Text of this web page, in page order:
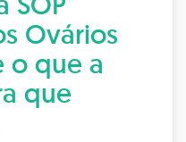
Ovários
o que a
que